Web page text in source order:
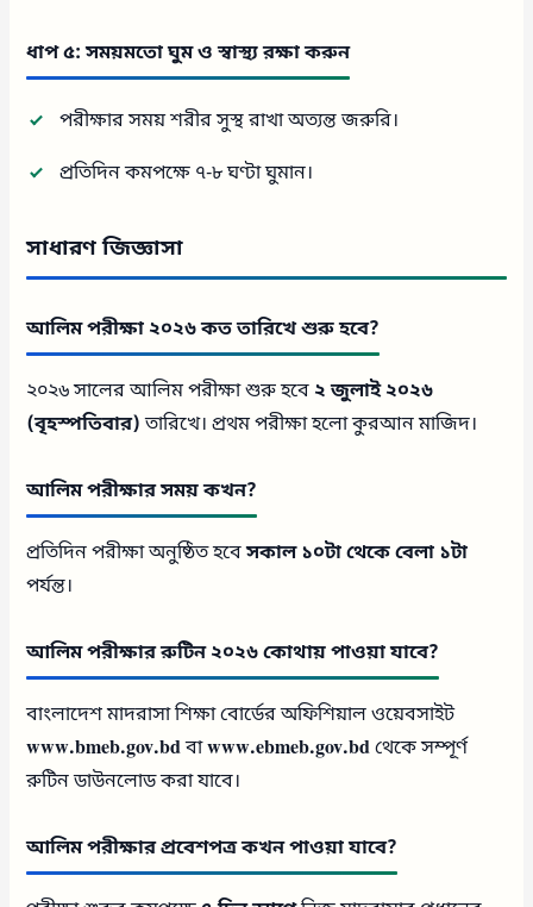
ধাপ ৫: সময়মতো ঘুম ও স্বাস্থ্য রক্ষা করুন
পরীক্ষার সময় শরীর সুস্থ রাখা অত্যন্ত জরুরি।
প্রতিদিন কমপক্ষে ৭-৮ ঘণ্টা ঘুমান।
সাধারণ জিজ্ঞাসা
আলিম পরীক্ষা ২০২৬ কত তারিখে শুরু হবে?
২০২৬ সালের আলিম পরীক্ষা শুরু হবে ২ জুলাই ২০২৬
(বৃহস্পতিবার)তারিখে। প্রথম পরীক্ষা হলো কুরআন মাজিদ।
আলিম পরীক্ষার সময় কখন?
প্রতিদিন পরীক্ষা অনুষ্ঠিত হবেসকাল ১০টা থেকে বেলা ১টা
পর্যন্ত।
আলিম পরীক্ষার রুটিন ২০২৬ কোথায় পাওয়া যাবে?
বাংলাদেশ মাদরাসা শিক্ষা বোর্ডের অফিশিয়াল ওয়েবসাইট
www.bmeb.gov.bdবাwww.ebmeb.gov.bdথেকে সম্পূর্ণ
রুটিন ডাউনলোড করা যাবে।
আলিম পরীক্ষার প্রবেশপত্র কখন পাওয়া যাবে?